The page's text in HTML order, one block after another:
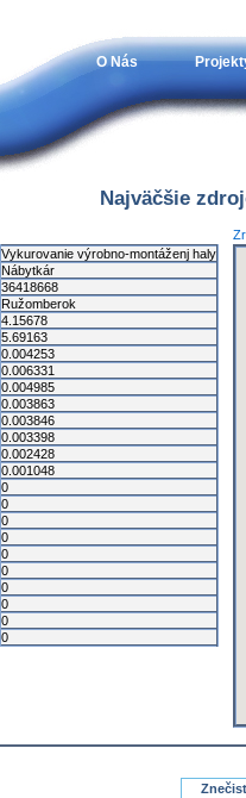
O Nás
Najväčšie
Vykurovanie výrobno-montáženj haly
Nábytkár
36418668
Ružomberok
4.15678
5.69163
0.004253
0.006331
0.004985
0.003863
0.003846
0.003398
0.002428
0.001048
0
0
0
0
0
0
0
0
0
0